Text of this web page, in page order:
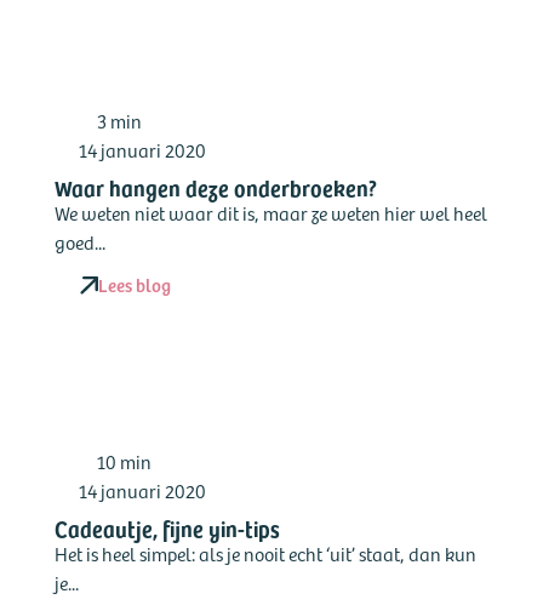
3 min
14 januari 2020
Waar hangen deze onderbroeken?
We weten niet waar dit is, maar ze weten hier wel heel
goed...
Lees blog
10 min
14 januari 2020
Cadeautje, fijne yin-tips
Het is heel simpel: als je nooit echt ‘uit’ staat, dan kun
je...